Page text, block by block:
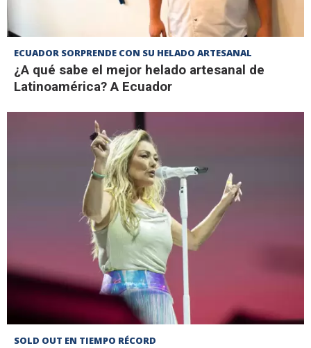
ECUADOR SORPRENDE CON SU HELADO ARTESANAL
¿A qué sabe el mejor helado artesanal de
Latinoamérica? A Ecuador
SOLD OUT EN TIEMPO RÉCORD